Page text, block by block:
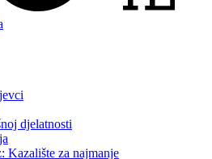
djelatnosti
Kazalište za najmanje